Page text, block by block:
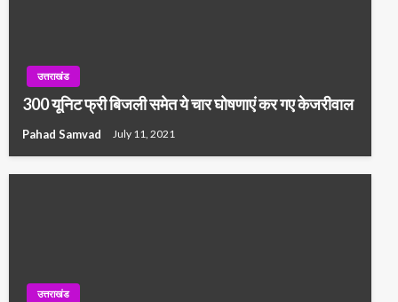
उत्तराखंड
300 यूनिट फ्री बिजली समेत ये चार घोषणाएं कर गए केजरीवाल
Pahad Samvad July 11, 2021
उत्तराखंड